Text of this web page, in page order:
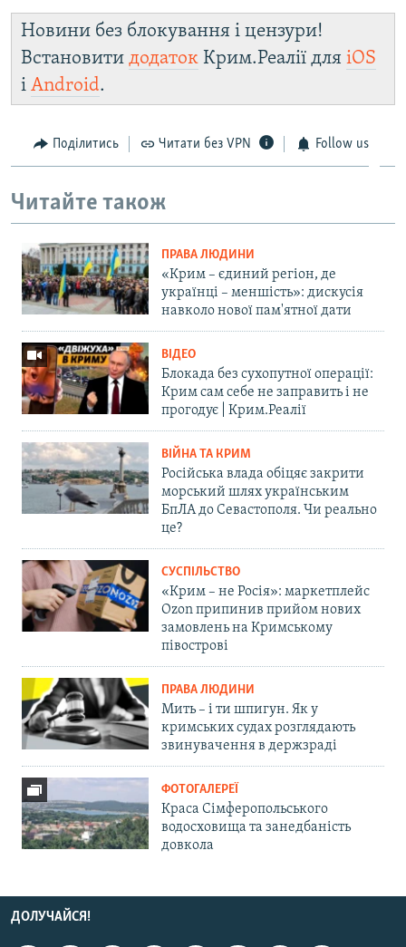
Новини без блокування і цензури!
Встановити додаток Крим.Реалії для iOS
і Android.
Поділитись Читати без VPN Follow us
Читайте також
ПРАВА ЛЮДИНИ
«Крим – єдиний регіон, де
українці – меншість»: дискусія
навколо нової пам'ятної дати
ВІДЕО
Блокада без сухопутної операції:
Крим сам себе не заправить і не
прогодує | Крим.Реалії
ВІЙНА ТА КРИМ
Російська влада обіцяє закрити
морський шлях українським
БпЛА до Севастополя. Чи реально
це?
СУСПІЛЬСТВО
«Крим – не Росія»: маркетплейс
Ozon припинив прийом нових
замовлень на Кримському
півострові
ПРАВА ЛЮДИНИ
Мить – і ти шпигун. Як у
кримських судах розглядають
звинувачення в держзраді
ФОТОГАЛЕРЕЇ
Краса Сімферопольського
водосховища та занедбаність
довкола
ДОЛУЧАЙСЯ!